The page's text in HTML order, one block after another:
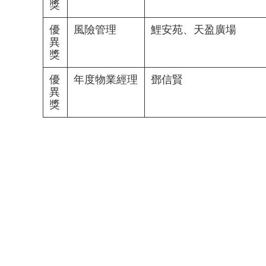
獎
優
異
獎
風險管理 鯉安苑、天盈廣場
優
異
獎
年度物業經理 鄧信賢